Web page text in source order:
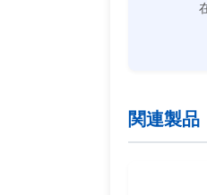
関連製品